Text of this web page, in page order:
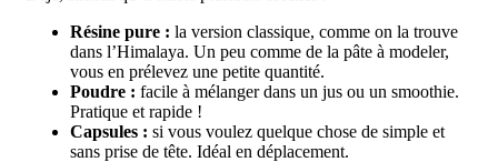
Résine pure : la version classique, comme on la trouve
dans l’Himalaya. Un peu comme de la pâte à modeler,
vous en prélevez une petite quantité.
Poudre : facile à mélanger dans un jus ou un smoothie.
Pratique et rapide !
Capsules : si vous voulez quelque chose de simple et
sans prise de tête. Idéal en déplacement.